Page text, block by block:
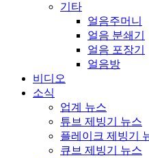
기타
얼음주머니
얼음 분쇄기
얼음 포장기
얼음방
비디오
소식
업계 뉴스
튜브 제빙기 뉴스
플레이크 제빙기
큐브 제빙기 뉴스